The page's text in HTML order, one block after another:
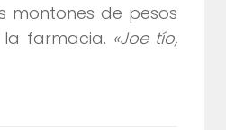
montones de pesos
la farmacia. «Joe tío,